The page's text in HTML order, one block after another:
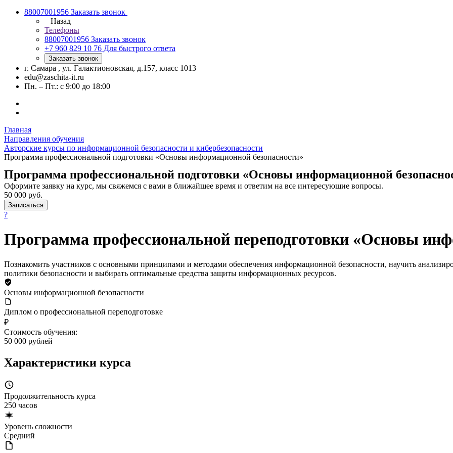
88007001956 Заказать звонок
Назад
Телефоны
88007001956 Заказать звонок
+7 960 829 10 76 Для быстрого ответа
Заказать звонок
г. Самара , ул. Галактионовская, д.157, класс 1013
edu@zaschita-it.ru
Пн. – Пт.: с 9:00 до 18:00
Главная
Направления обучения
Авторские курсы по информационной безопасности и кибербезопасности
Программа профессиональной подготовки «Основы информационной безопасности»
Программа профессиональной подготовки «Основы информационной
Оформите заявку на курс, мы свяжемся с вами в ближайшее время и ответим на все интересующие вопросы.
50 000 руб.
Записаться
?
Программа профессиональной переподготовки «Основы
Познакомить участников с основными принципами и методами обеспечения информационной безопасности, научить
политики безопасности и выбирать оптимальные средства защиты информационных ресурсов.
Основы информационной безопасности
Диплом о профессиональной переподготовке
₽
Стоимость обучения:
50 000 рублей
Характеристики курса
Продолжительность курса
250 часов
Уровень сложности
Средний